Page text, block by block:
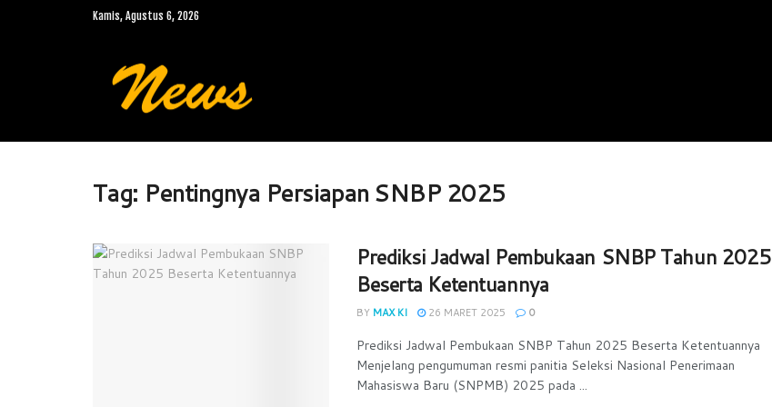
Kamis, Agustus 6, 2026
Tag: Pentingnya Persiapan SNBP 2025
Prediksi Jadwal Pembukaan SNBP Tahun 2025
Beserta Ketentuannya
BY MAX KI 26 MARET 2025 0
Prediksi Jadwal Pembukaan SNBP Tahun 2025 Beserta Ketentuannya
Menjelang pengumuman resmi panitia Seleksi Nasional Penerimaan
Mahasiswa Baru (SNPMB) 2025 pada ...